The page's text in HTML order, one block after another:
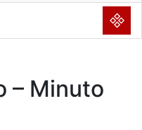
NULL
– Minuto